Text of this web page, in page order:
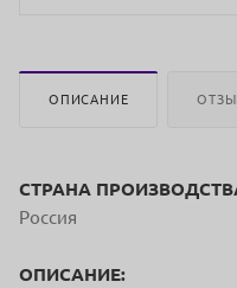
ОПИСАНИЕ
СТРАНА
Россия
ОПИСАНИЕ: